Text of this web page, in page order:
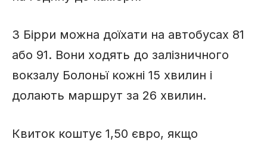
З Бірри можна доїхати на автобусах 81
або 91. Вони ходять до залізничного
вокзалу Болоньї кожні 15 хвилин і
долають маршрут за 26 хвилин.
Квиток коштує 1,50 євро, якщо